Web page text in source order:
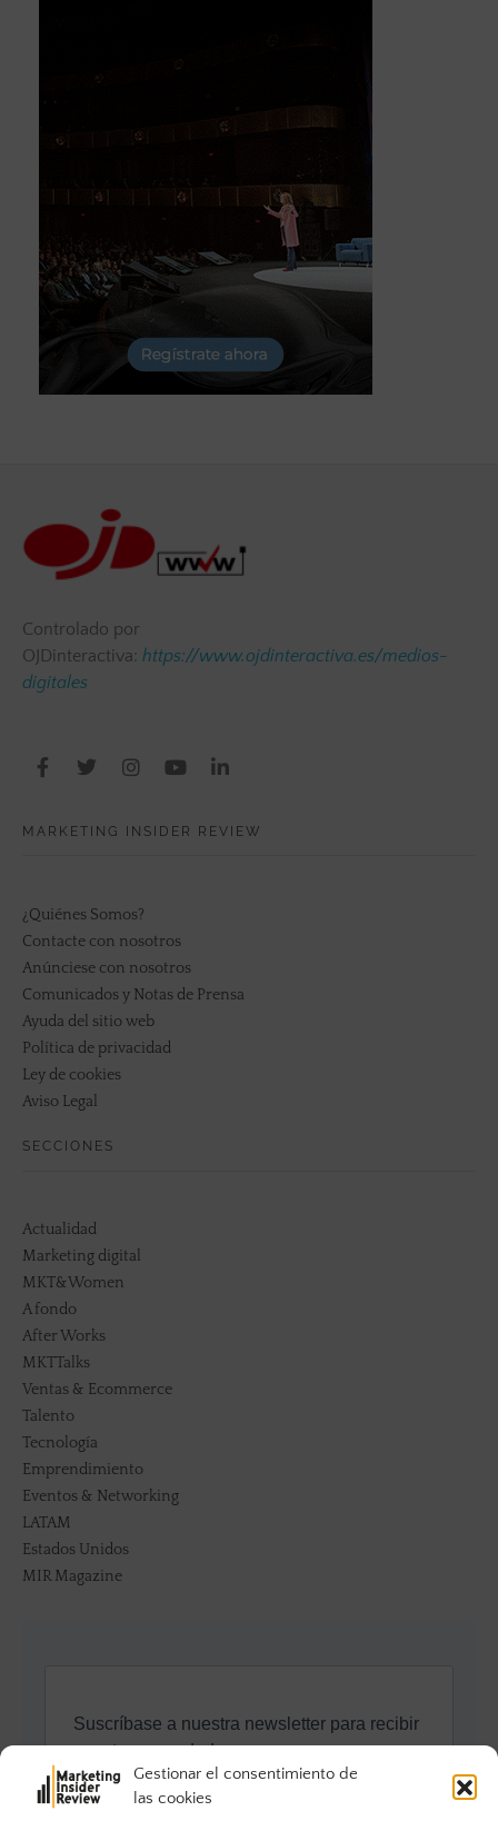
Gestionar el consentimiento de
las cookies
Controlado por
OJDinteractiva: https://www.ojdinteractiva.es/medios-
digitales
MARKETING INSIDER REVIEW
¿Quiénes Somos?
Contacte con nosotros
Anúnciese con nosotros
Comunicados y Notas de Prensa
Ayuda del sitio web
Política de privacidad
Ley de cookies
Aviso Legal
SECCIONES
Actualidad
Marketing digital
MKT&Women
A fondo
After Works
MKTTalks
Ventas & Ecommerce
Talento
Tecnología
Emprendimiento
Eventos & Networking
LATAM
Estados Unidos
MIR Magazine